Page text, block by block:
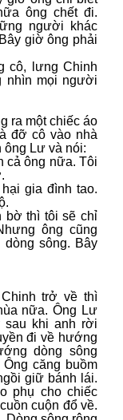
ông chết đi.
người khác
giờ ông phải
cô, lưng Chinh
nhìn mọi người
ra một chiếc áo
đỡ cô vào nhà
ông Lư và nói:
cả ông nữa. Tôi
gia đình tao.
bờ thì tôi sẽ chỉ
ông cũng
sông. Bây
trở về thì
nữa. Ông Lư
sau khi anh rời
đi về hướng
dòng sông
căng buồm
giữ bánh lái.
phụ cho chiếc
cuộn đổ về.